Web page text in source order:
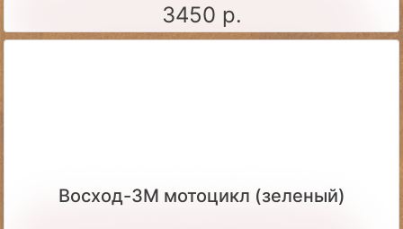
3450 р.
Восход-3М мотоцикл (зеленый)